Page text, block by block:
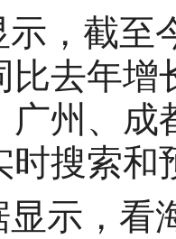
，截至
比去年增
广州、成
时搜索和
示，看